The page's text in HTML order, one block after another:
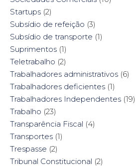
Startups (2)
Subsídio de refeição (3)
Subsídio de transporte (1)
Suprimentos (1)
Teletrabalho (2)
Trabalhadores administrativos (6)
Trabalhadores deficientes (1)
Trabalhadores Independentes (19)
Trabalho (23)
Transparência Fiscal (4)
Transportes (1)
Trespasse (2)
Tribunal Constitucional (2)